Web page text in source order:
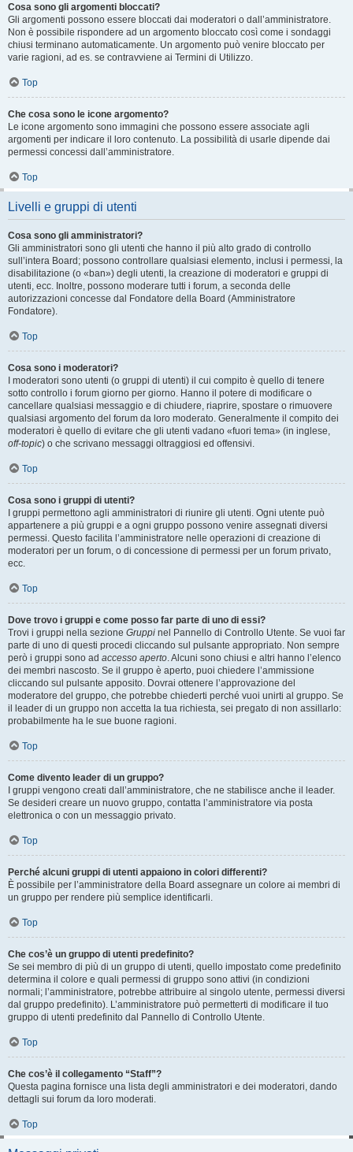
Cosa sono gli argomenti bloccati?
Gli argomenti possono essere bloccati dai moderatori o dall’amministratore.
Non è possibile rispondere ad un argomento bloccato così come i sondaggi
chiusi terminano automaticamente. Un argomento può venire bloccato per
varie ragioni, ad es. se contravviene ai Termini di Utilizzo.
Top
Che cosa sono le icone argomento?
Le icone argomento sono immagini che possono essere associate agli
argomenti per indicare il loro contenuto. La possibilità di usarle dipende dai
permessi concessi dall’amministratore.
Top
Livelli e gruppi di utenti
Cosa sono gli amministratori?
Gli amministratori sono gli utenti che hanno il più alto grado di controllo
sull’intera Board; possono controllare qualsiasi elemento, inclusi i permessi, la
disabilitazione (o «ban») degli utenti, la creazione di moderatori e gruppi di
utenti, ecc. Inoltre, possono moderare tutti i forum, a seconda delle
autorizzazioni concesse dal Fondatore della Board (Amministratore
Fondatore).
Top
Cosa sono i moderatori?
I moderatori sono utenti (o gruppi di utenti) il cui compito è quello di tenere
sotto controllo i forum giorno per giorno. Hanno il potere di modificare o
cancellare qualsiasi messaggio e di chiudere, riaprire, spostare o rimuovere
qualsiasi argomento del forum da loro moderato. Generalmente il compito dei
moderatori è quello di evitare che gli utenti vadano «fuori tema» (in inglese,
off-topic) o che scrivano messaggi oltraggiosi ed offensivi.
Top
Cosa sono i gruppi di utenti?
I gruppi permettono agli amministratori di riunire gli utenti. Ogni utente può
appartenere a più gruppi e a ogni gruppo possono venire assegnati diversi
permessi. Questo facilita l’amministratore nelle operazioni di creazione di
moderatori per un forum, o di concessione di permessi per un forum privato,
ecc.
Top
Dove trovo i gruppi e come posso far parte di uno di essi?
Trovi i gruppi nella sezione Gruppi nel Pannello di Controllo Utente. Se vuoi far
parte di uno di questi procedi cliccando sul pulsante appropriato. Non sempre
però i gruppi sono ad accesso aperto . Alcuni sono chiusi e altri hanno l’elenco
dei membri nascosto. Se il gruppo è aperto, puoi chiedere l’ammissione
cliccando sul pulsante apposito. Dovrai ottenere l’approvazione del
moderatore del gruppo, che potrebbe chiederti perché vuoi unirti al gruppo. Se
il leader di un gruppo non accetta la tua richiesta, sei pregato di non assillarlo:
probabilmente ha le sue buone ragioni.
Top
Come divento leader di un gruppo?
I gruppi vengono creati dall’amministratore, che ne stabilisce anche il leader.
Se desideri creare un nuovo gruppo, contatta l’amministratore via posta
elettronica o con un messaggio privato.
Top
Perché alcuni gruppi di utenti appaiono in colori differenti?
È possibile per l’amministratore della Board assegnare un colore ai membri di
un gruppo per rendere più semplice identificarli.
Top
Che cos’è un gruppo di utenti predefinito?
Se sei membro di più di un gruppo di utenti, quello impostato come predefinito
determina il colore e quali permessi di gruppo sono attivi (in condizioni
normali; l’amministratore, potrebbe attribuire al singolo utente, permessi diversi
dal gruppo predefinito). L’amministratore può permetterti di modificare il tuo
gruppo di utenti predefinito dal Pannello di Controllo Utente.
Top
Che cos’è il collegamento “Staff”?
Questa pagina fornisce una lista degli amministratori e dei moderatori, dando
dettagli sui forum da loro moderati.
Top